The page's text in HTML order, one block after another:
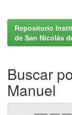
Repositorio
de San Nicolás
Buscar
Manuel